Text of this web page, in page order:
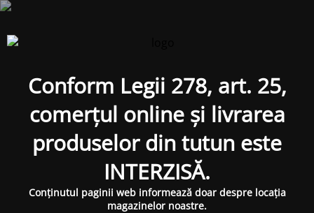
Conform Legii 278, art. 25,
comerțul online și livrarea
produselor din tutun este
INTERZISĂ.
Conținutul paginii web informează doar despre locația
magazinelor noastre.